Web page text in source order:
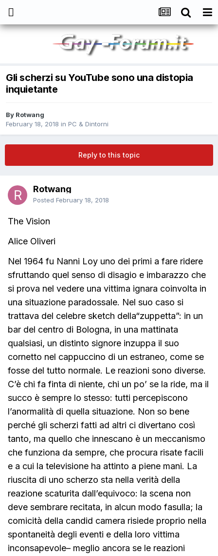
Gli scherzi su YouTube sono una distopia
inquietante
By Rotwang
February 18, 2018 in PC & Dintorni
Reply to this topic
Rotwang
Posted February 18, 2018
The Vision
Alice Oliveri
Nel 1964 fu Nanni Loy uno dei primi a fare ridere
sfruttando quel senso di disagio e imbarazzo che
si prova nel vedere una vittima ignara coinvolta in
una situazione paradossale. Nel suo caso si
trattava del celebre sketch della“zuppetta”: in un
bar del centro di Bologna, in una mattinata
qualsiasi, un distinto signore inzuppa il suo
cornetto nel cappuccino di un estraneo, come se
fosse del tutto normale. Le reazioni sono diverse.
C’è chi fa finta di niente, chi un po’ se la ride, ma il
succo è sempre lo stesso: tutti percepiscono
l’anormalità di quella situazione. Non so bene
perché gli scherzi fatti ad altri ci divertano così
tanto, ma quello che innescano è un meccanismo
che funziona da sempre, che procura risate facili
e a cui la televisione ha attinto a piene mani. La
riuscita di uno scherzo sta nella verità della
reazione scaturita dall’equivoco: la scena non
deve sembrare recitata, in alcun modo fasulla; la
comicità della candid camera risiede proprio nella
spontaneità degli eventi e della loro vittima
inconsapevole– meglio ancora se le reazioni